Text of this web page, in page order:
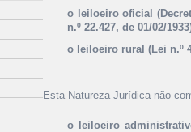
o leiloeiro oficial
n.º 22.427, de 01/02/
o leiloeiro rural (Lei n.º
Esta Natureza Jurídica não
o leiloeiro